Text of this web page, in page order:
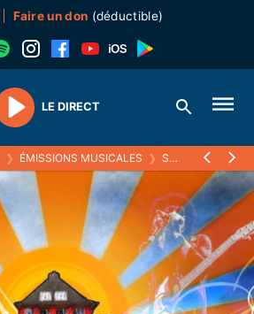
Faire un don (déductible)
Play
LE DIRECT
❯ ÉMISSIONS MUSICALES ❯ SUMMERTIME